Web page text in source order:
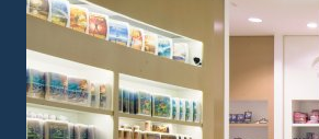
Mit mondanak a szcientológusok
a Szcientológiáról?
Ismerjen meg egy szcientológust!
Látogatás egy egyházban
Haladó szervezetek
Flag Szárazföldi Bázis
Freewinds